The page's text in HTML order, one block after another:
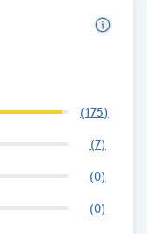
(175)
(7)
(0)
(0)